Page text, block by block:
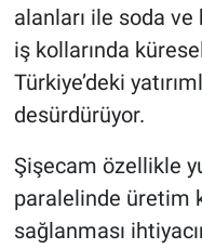
alanları ile soda
iş kollarında
Türkiye’deki
desürdürüyor.
Şişecam özellikle
paralelinde üretim
sağlanması